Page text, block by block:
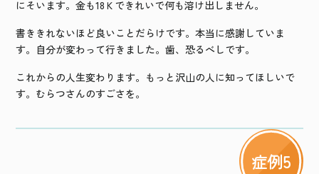
にそいます。金も18 Ｋできれいで何も溶け出しません。
書ききれないほど良いことだらけです。本当に感謝していま
す。自分が変わって行きました。歯、恐るべしです。
これからの人生変わります。もっと沢山の人に知ってほしいで
す。むらつさんのすごさを。
症例5